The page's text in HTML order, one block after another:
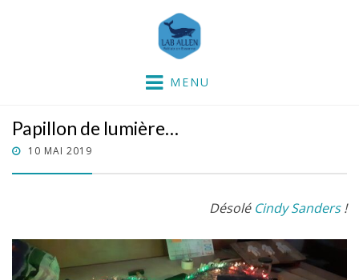
MENU
Papillon de lumière…
POSTED
10 MAI 2019
Désolé Cindy Sanders!